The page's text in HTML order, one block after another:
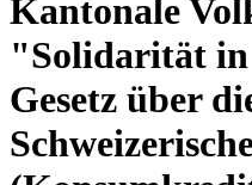
Kantonale
"Solidarität
Gesetz über